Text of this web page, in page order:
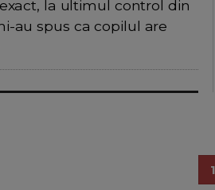
la ultimul control din
au spus ca copilul are
1